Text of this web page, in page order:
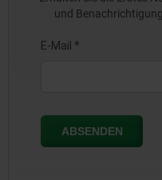
und